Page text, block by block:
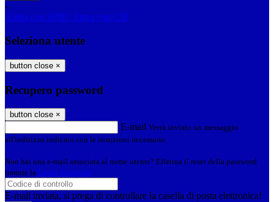
-
Entra con SPID Entra con CIE
Seleziona utente
button close ×
Recupero password
button close ×
E-mail Verrà inviato un messaggio
all'indirizzo indicato con le istruzioni necessarie.
Non hai una e-mail associata al nome utente? Effettua il reset della password
tramite la Login Spaggiari
E-mail inviata, si prega di controllare la casella di posta elettronica!